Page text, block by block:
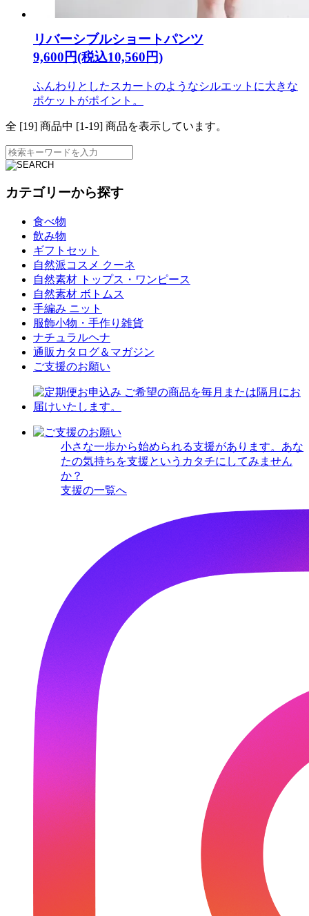
リバーシブルショートパンツ
9,600円(税込10,560円)
ふんわりとしたスカートのようなシルエットに大きな
ポケットがポイント。
全 [19] 商品中 [1-19] 商品を表示しています。
カテゴリーから探す
食べ物
飲み物
ギフトセット
自然派コスメ クーネ
自然素材 トップス・ワンピース
自然素材 ボトムス
手編み ニット
服飾小物・手作り雑貨
ナチュラルヘナ
通販カタログ＆マガジン
ご支援のお願い
小さな一歩から始められる支援があります。あな
たの気持ちを支援というカタチにしてみません
か？
支援の一覧へ